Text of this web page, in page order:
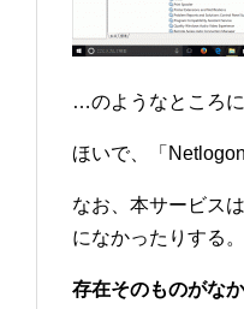
…のようなところに
ほいで、「
なお、本サービス
になかったりする。
存在そのものがな